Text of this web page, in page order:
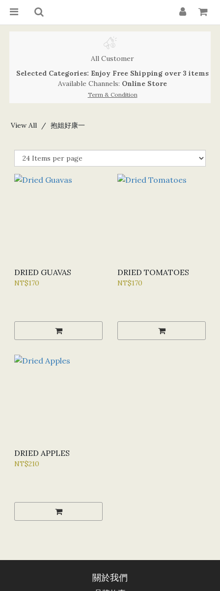
All Customer
Selected Categories: Enjoy Free Shipping over 3 items
Available Channels: Online Store
Term & Condition
View All 抱姐好康一
DRIED GUAVAS
NT$170
DRIED TOMATOES
NT$170
DRIED APPLES
NT$210
關於我們